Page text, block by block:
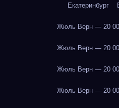
Екатеринбург
Жюль Верн — 20
Жюль Верн — 20
Жюль Верн — 20
Жюль Верн — 20